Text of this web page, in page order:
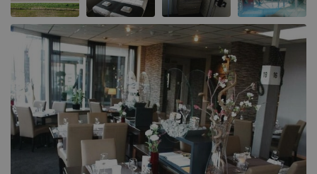
Hotels in Duinkerke (FR)